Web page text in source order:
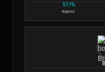
57.1%
Wygrane